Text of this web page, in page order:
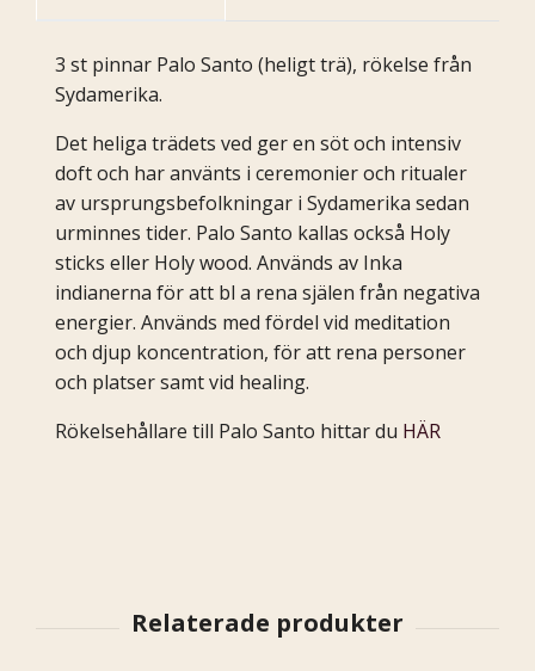
3 st pinnar Palo Santo (heligt trä), rökelse från
Sydamerika.
Det heliga trädets ved ger en söt och intensiv
doft och har använts i ceremonier och ritualer
av ursprungsbefolkningar i Sydamerika sedan
urminnes tider. Palo Santo kallas också Holy
sticks eller Holy wood. Används av Inka
indianerna för att bl a rena själen från negativa
energier. Används med fördel vid meditation
och djup koncentration, för att rena personer
och platser samt vid healing.
Rökelsehållare till Palo Santo hittar du HÄR